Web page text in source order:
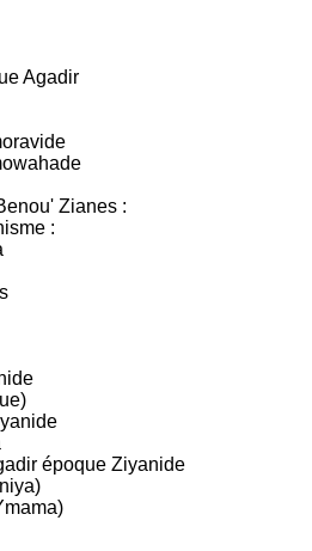
Agadir
Zianes :
:
époque Ziyanide